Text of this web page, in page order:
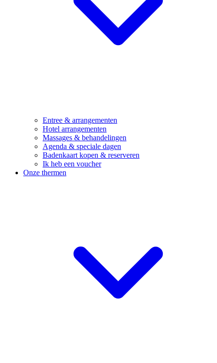
Entree & arrangementen
Hotel arrangementen
Massages & behandelingen
Agenda & speciale dagen
Badenkaart kopen & reserveren
Ik heb een voucher
Onze thermen